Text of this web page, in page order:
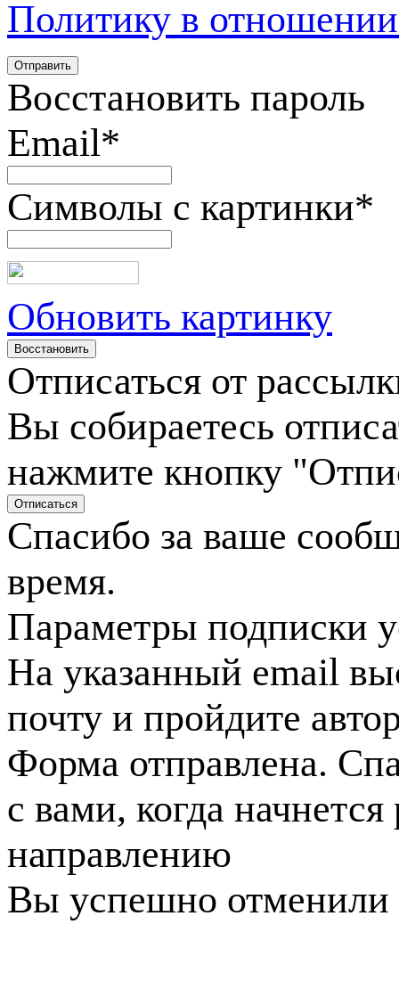
Политику в
Восстановить пароль
Email*
Символы с картинки*
Обновить картинку
Отписаться от
Вы собираетесь
нажмите кнопку
Спасибо за ваше
время.
Параметры подписки
На указанный email
почту и пройдите
Форма отправлена.
с вами, когда
направлению
Вы успешно отменили